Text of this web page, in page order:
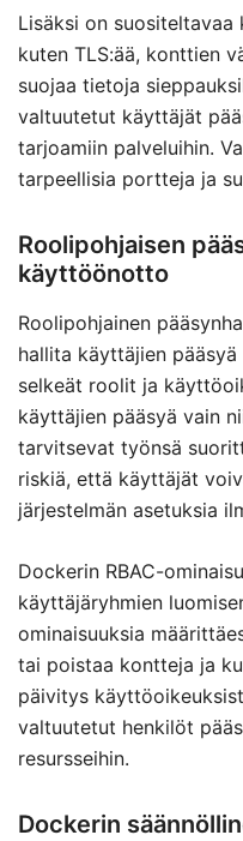
Lisäksi on
kuten TLS:ää, konttien
suojaa tietoja
valtuutetut käyttäjät
tarjoamiin palveluihin.
tarpeellisia portteja ja
Roolipohjaisen
käyttöönotto
Roolipohjainen
hallita käyttäjien
selkeät roolit ja
käyttäjien pääsyä vain
tarvitsevat työnsä
riskiä, että käyttäjät
järjestelmän asetuksia
Dockerin RBAC-
käyttäjäryhmien
ominaisuuksia
tai poistaa kontteja ja
päivitys
valtuutetut henkilöt
resursseihin.
Dockerin